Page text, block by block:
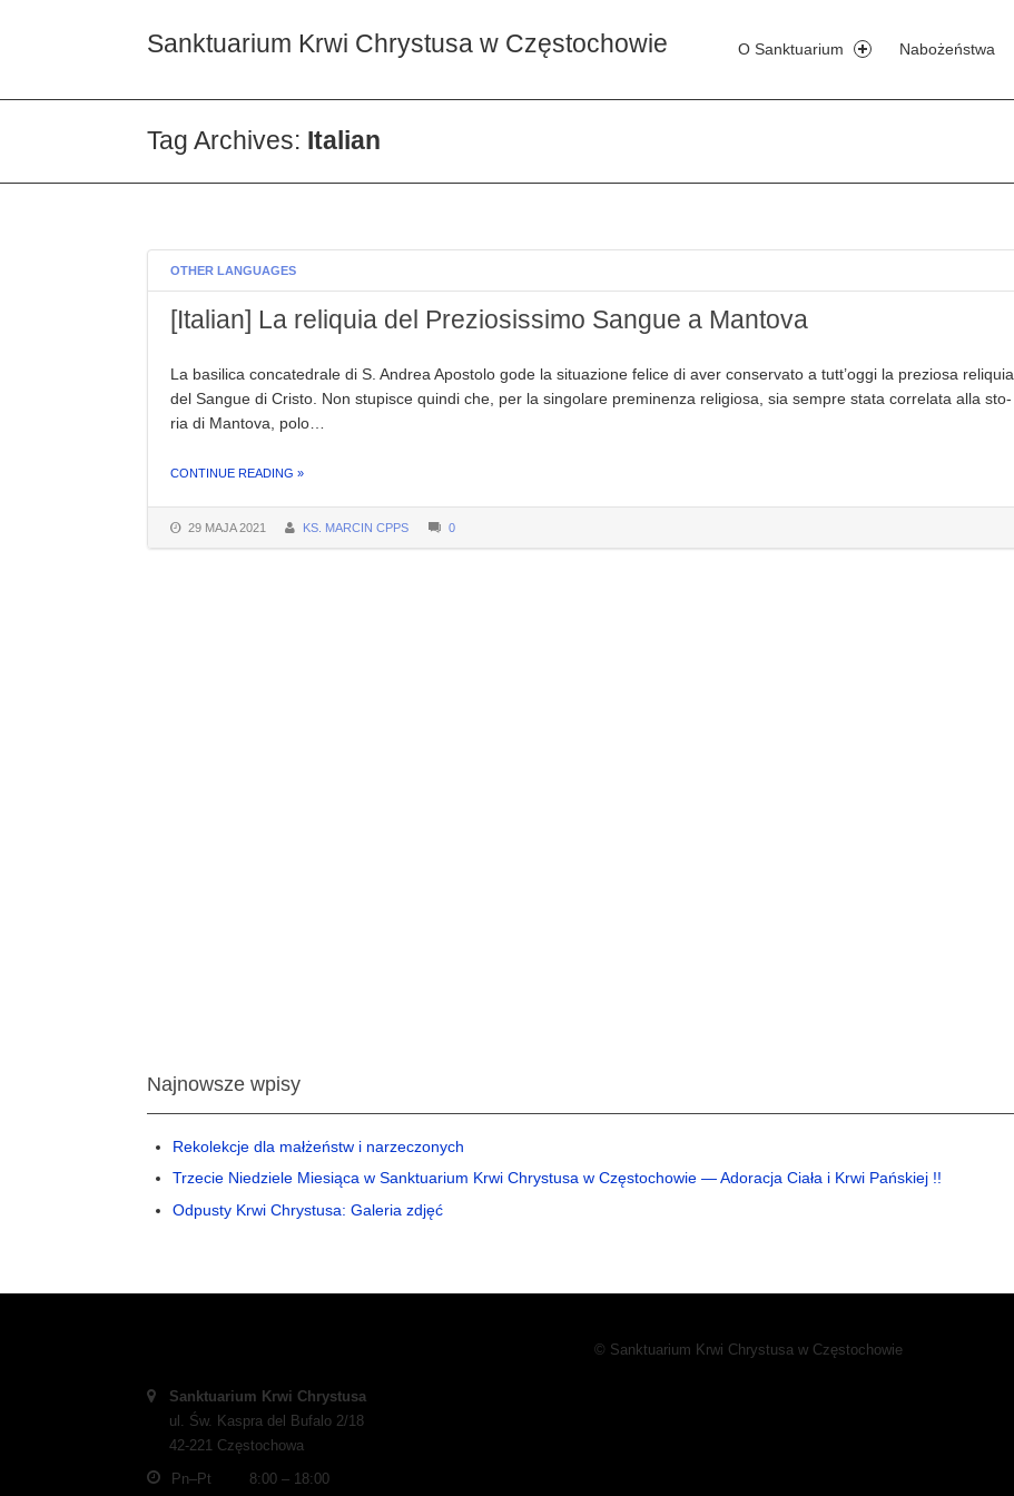
Sanktuarium Krwi Chrystusa w Częstochowie O Sanktuarium Nabożeństwa
Tag Archives: Italian
OTHER LANGUAGES
[Italian] La reliquia del Preziosissimo Sangue a Mantova
29 MAJA 2021 KS. MARCIN CPPS 0
La basi­li­ca con­ca­te­dra­le di S. Andrea Apostolo gode la situ­azio­ne feli­ce di aver con­se­rva­to a tutt’oggi la pre­zio­sa reli­qu­ia
del Sangue di Cristo. Non stu­pi­sce quin­di che, per la sin­go­la­re pre­mi­nen­za reli­gio­sa, sia sem­pre sta­ta cor­re­la­ta alla sto­
ria di Mantova, polo…
CONTINUE READING »
Najnowsze wpisy
Rekolekcje dla małżeństw i narzeczonych
Trzecie Niedziele Miesiąca w Sanktuarium Krwi Chrystusa w Częstochowie — Adoracja Ciała i Krwi Pańskiej !!
Odpusty Krwi Chrystusa: Galeria zdjęć
© Sanktuarium Krwi Chrystusa w Częstochowie
Sanktuarium Krwi Chrystusa
ul. Św. Kaspra del Bufalo 2/18
42-221 Częstochowa
Pn–Pt 8:00 – 18:00